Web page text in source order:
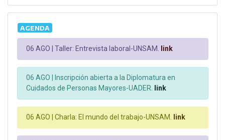
AGENDA
06 AGO | Taller: Entrevista laboral-UNSAM. link
06 AGO |
Inscripción abierta a la Diplomatura en
Cuidados de Personas Mayores-UADER. link
06 AGO | Charla: El mundo del trabajo-UNSAM. link